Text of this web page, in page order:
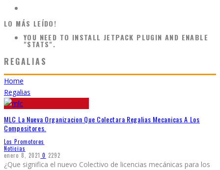
LO MÁS LEÍDO!
YOU NEED TO INSTALL JETPACK PLUGIN AND ENABLE
"STATS".
REGALIAS
Home
Regalias
MLC La Nueva Organizacion Que Colectara Regalias Mecanicas A Los
Compositores.
Los Promotores
Noticias
enero 8, 2021 0 2292
¿Que significa el nuevo Colectivo de licencias mecánicas para los